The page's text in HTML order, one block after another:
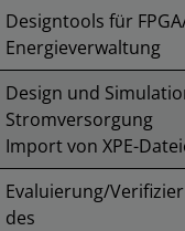
Designtools für
Energieverwaltung
Design und
Stromversorgung
Import von XPE-
Evaluierung/
des